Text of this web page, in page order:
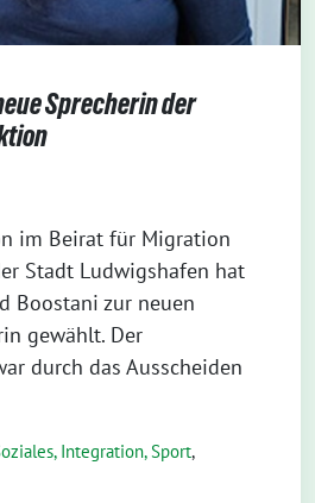
Sprecherin der
im Beirat für Migration
Stadt Ludwigshafen hat
Boostani zur neuen
gewählt. Der
durch das Ausscheiden
Integration, Sport,